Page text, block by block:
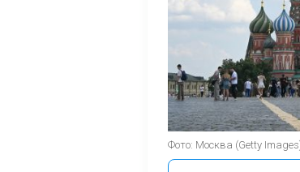
Фото: Москва (Getty